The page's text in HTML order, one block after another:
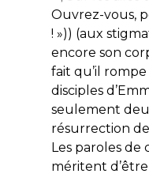
Ouvrez-vous,
! »)) (aux
encore son
fait qu’il
disciples
seulement
résurrection
Les paroles de
méritent d’être